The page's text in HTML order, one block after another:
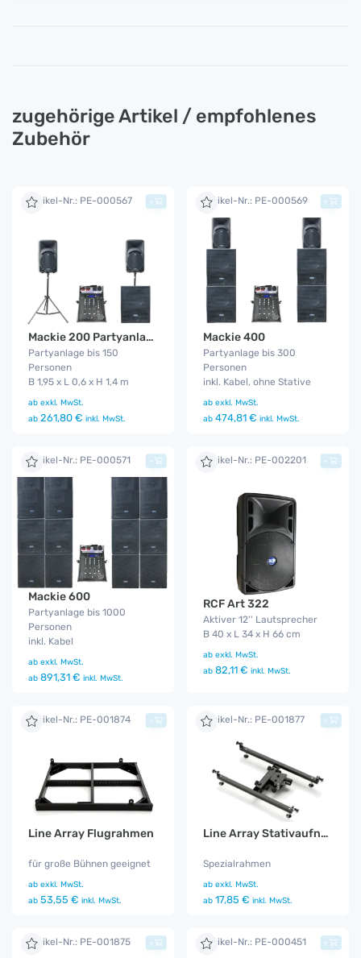
zugehörige Artikel / empfohlenes
Zubehör
Artikel-Nr.: PE-000567
Mackie 200 Partyanlage
Partyanlage bis 150
Personen
B 1,95 x L 0,6 x H 1,4 m
ab exkl. MwSt.
ab 261,80 € inkl. MwSt.
+ Artikel-Nr.: PE-000569
Mackie 400
Partyanlage bis 300
Personen
inkl. Kabel, ohne Stative
ab exkl. MwSt.
ab 474,81 € inkl. MwSt.
+
Artikel-Nr.: PE-000571
Mackie 600
Partyanlage bis 1000
Personen
inkl. Kabel
ab exkl. MwSt.
ab 891,31 € inkl. MwSt.
+ Artikel-Nr.: PE-002201
RCF Art 322
Aktiver 12'' Lautsprecher
B 40 x L 34 x H 66 cm
ab exkl. MwSt.
ab 82,11 € inkl. MwSt.
+
Artikel-Nr.: PE-001874
Line Array Flugrahmen
für große Bühnen geeignet
ab exkl. MwSt.
ab 53,55 € inkl. MwSt.
+ Artikel-Nr.: PE-001877
Line Array Stativaufnahme
Spezialrahmen
ab exkl. MwSt.
ab 17,85 € inkl. MwSt.
+
Artikel-Nr.: PE-001875 + Artikel-Nr.: PE-000451 +